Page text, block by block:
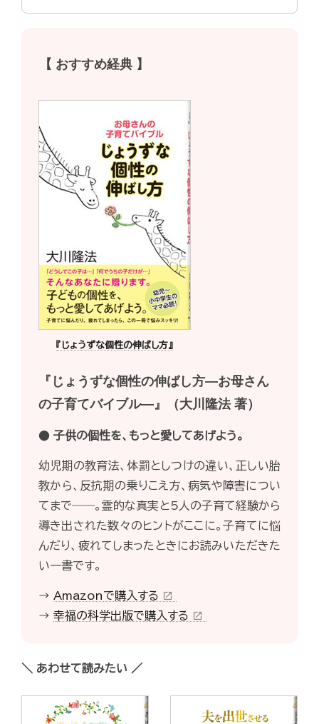
【 おすすめ経典 】
『じょうずな個性の伸ばし方』
『じょうずな個性の伸ばし方―お母さん
の子育てバイブル―』（大川隆法 著）
● 子供の個性を、もっと愛してあげよう。
幼児期の教育法、体罰としつけの違い、正しい胎
教から、反抗期の乗りこえ方、病気や障害につい
てまで――。霊的な真実と5人の子育て経験から
導き出された数々のヒントがここに。子育てに悩
んだり、疲れてしまったときにお読みいただきた
い一書です。
→ Amazonで購入する open_in_new
→ 幸福の科学出版で購入する open_in_new
＼ あわせて読みたい ／